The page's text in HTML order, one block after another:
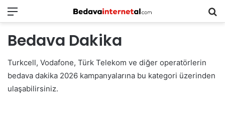
Menü
Bedava Dakika
Turkcell, Vodafone, Türk Telekom ve diğer operatörlerin
bedava dakika 2026 kampanyalarına bu kategori üzerinden
ulaşabilirsiniz.